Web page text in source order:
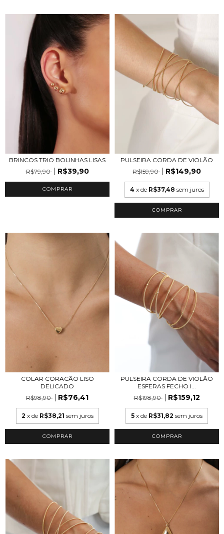
BRINCOS TRIO BOLINHAS LISAS
R$79,90
R$39,90
COMPRAR
PULSEIRA CORDA DE VIOLÃO
R$159,90
R$149,90
4 x de R$37,48 sem juros
COMPRAR
COLAR CORACÃO LISO
DELICADO
R$98,90
R$76,41
2 x de R$38,21 sem juros
COMPRAR
PULSEIRA CORDA DE VIOLÃO
ESFERAS FECHO I...
R$198,90
R$159,12
5 x de R$31,82 sem juros
COMPRAR